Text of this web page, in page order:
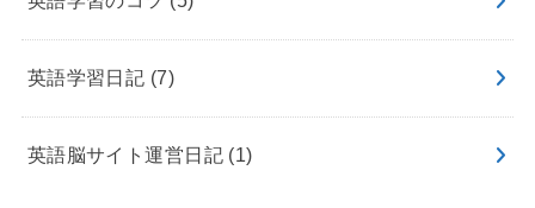
英語学習日記 (7)
英語脳サイト運営日記 (1)